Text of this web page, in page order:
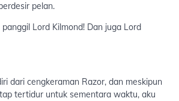
pelan.
Lord Kilmond! Dan juga Lord
dari cengkeraman Razor, dan meskipun
tertidur untuk sementara waktu, aku